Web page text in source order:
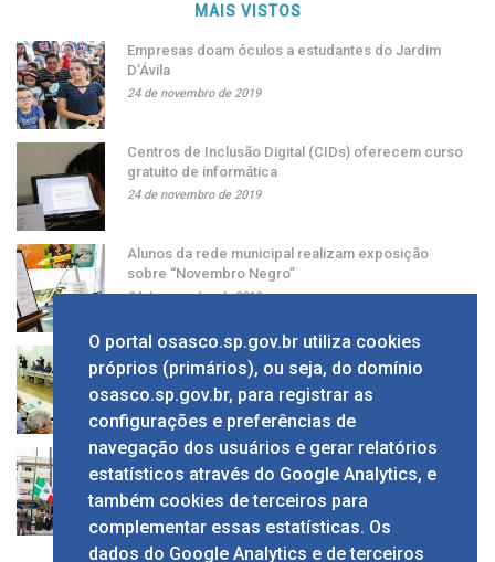
MAIS VISTOS
Empresas doam óculos a estudantes do Jardim
D’Ávila
24 de novembro de 2019
Centros de Inclusão Digital (CIDs) oferecem curso
gratuito de informática
24 de novembro de 2019
Alunos da rede municipal realizam exposição
sobre “Novembro Negro”
24 de novembro de 2019
Grupo apresenta ao prefeito sugestão de alíquota
única de ISS
24 de novembro de 2019
Solenidade em comemoração ao Dia da Bandeira
no Calçadão
24 de novembro de 2019
O portal osasco.sp.gov.br utiliza cookies
próprios (primários), ou seja, do domínio
osasco.sp.gov.br, para registrar as
configurações e preferências de
navegação dos usuários e gerar relatórios
estatísticos através do Google Analytics, e
também cookies de terceiros para
complementar essas estatísticas. Os
dados do Google Analytics e de terceiros